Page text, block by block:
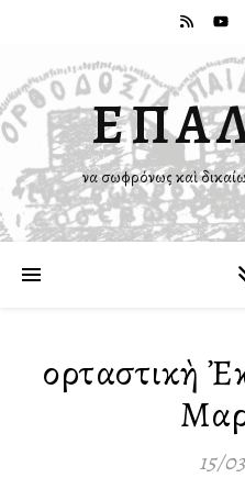
Ἵνα σωφρόνως καὶ
Ἑορταστικὴ
15/